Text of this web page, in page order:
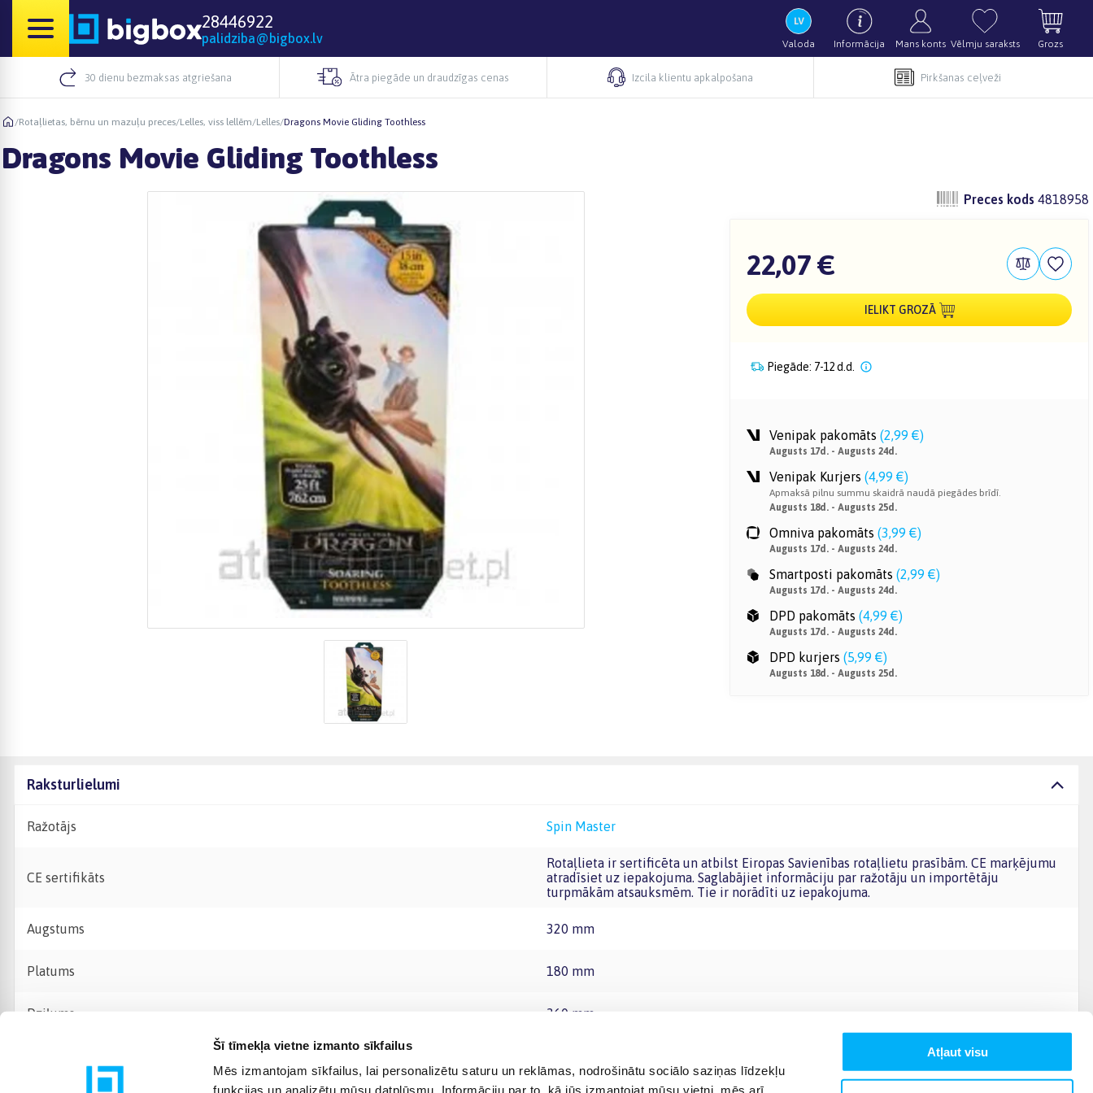
Šī tīmekļa vietne izmanto sīkfailus
Mēs izmantojam sīkfailus, lai personalizētu saturu un reklāmas, nodrošinātu sociālo saziņas līdzekļu
funkcijas un analizētu mūsu datplūsmu. Informāciju par to, kā jūs izmantojat mūsu vietni, mēs arī
Atļaut visu
28446922
palidziba@bigbox.lv Valoda Informācija Mans konts Vēlmju saraksts Grozs
30 dienu bezmaksas atgriešana Ātra piegāde un draudzīgas cenas Izcila klientu apkalpošana Pirkšanas ceļveži
/Rotaļlietas, bērnu un mazuļu preces/Lelles, viss lellēm/Lelles/Dragons Movie Gliding Toothless
Dragons Movie Gliding Toothless
Preces kods 4818958
22,07 €
IELIKT GROZĀ
Piegāde: 7-12 d.d.
Venipak pakomāts (2,99 €)
Augusts 17d. - Augusts 24d.
Venipak Kurjers (4,99 €)
Apmaksā pilnu summu skaidrā naudā piegādes brīdī.
Augusts 18d. - Augusts 25d.
Omniva pakomāts (3,99 €)
Augusts 17d. - Augusts 24d.
Smartposti pakomāts (2,99 €)
Augusts 17d. - Augusts 24d.
DPD pakomāts (4,99 €)
Augusts 17d. - Augusts 24d.
DPD kurjers (5,99 €)
Augusts 18d. - Augusts 25d.
Raksturlielumi
Ražotājs Spin Master
CE sertifikāts
Rotaļlieta ir sertificēta un atbilst Eiropas Savienības rotaļlietu prasībām. CE marķējumu
atradīsiet uz iepakojuma. Saglabājiet informāciju par ražotāju un importētāju
turpmākām atsauksmēm. Tie ir norādīti uz iepakojuma.
Augstums 320 mm
Platums 180 mm
Dziļums 360 mm